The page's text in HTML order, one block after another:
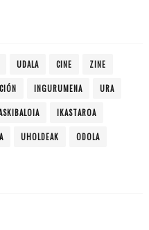
UDALA CINE ZINE
INGURUMENA URA
IKASTAROA
UHOLDEAK ODOLA